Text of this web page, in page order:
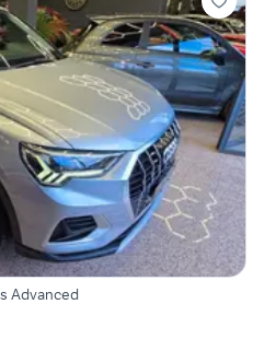
Advanced